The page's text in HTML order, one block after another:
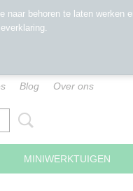
Blog Over ons
MINIWERKTUIGEN
behoren te laten werken